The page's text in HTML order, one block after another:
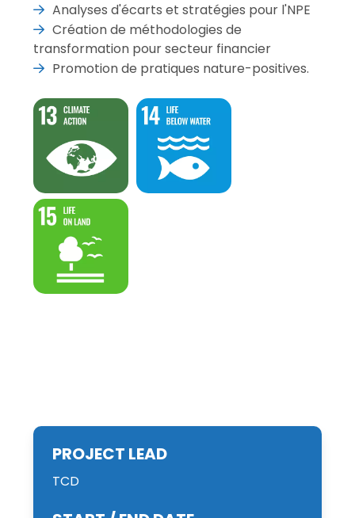
Analyses d'écarts et stratégies pour l'NPE
Création de méthodologies de
transformation pour secteur financier
Promotion de pratiques nature-positives.
PROJECT LEAD
TCD